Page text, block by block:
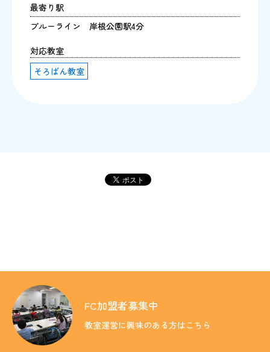
入会のご案内
教室の検索
その他の情報
最寄り駅
ブルーライン 岸根公園駅4分
対応教室
そろばん教室
FC加盟者募集中
教室運営に興味のある方はこちら